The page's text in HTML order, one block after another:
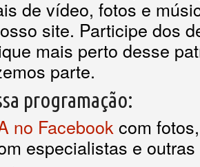
de vídeo, fotos e
site. Participe dos
mais perto desse
parte.
programação:
no Facebook com
especialistas e